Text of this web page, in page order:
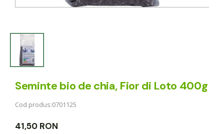
Seminte bio de chia, Fior di Loto 400g
Cod produs:0701125
41,50 RON